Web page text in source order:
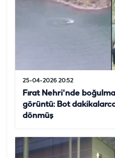
25-04-2026 20:52
Fırat Nehri'nde
görüntü: Bot
dönmüş